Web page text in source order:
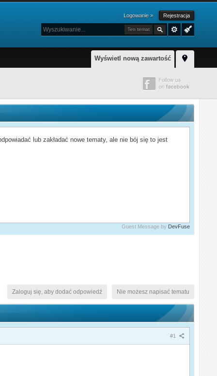
Logowanie » Rejestracja
Ten temat
Wyświetl nową zawartość
lub zakładać nowe tematy, ale nie bój się to jest
Guest Message by DevFuse
Nie możesz napisać tematu
Zaloguj się, aby dodać odpowiedź
#1